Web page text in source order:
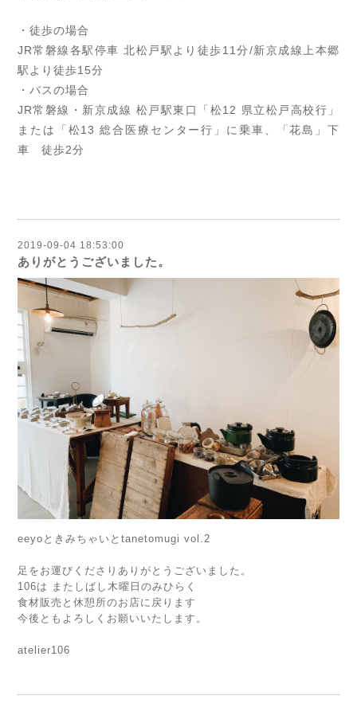
・徒歩の場合
JR常磐線各駅停車 北松戸駅より徒歩11分/新京成線上本郷
駅より徒歩15分
・バスの場合
JR常磐線・新京成線 松戸駅東口「松12 県立松戸高校行」
または「松13 総合医療センター行」に乗車、「花島」下
車 徒歩2分
2019-09-04 18:53:00
ありがとうございました。
eeyoときみちゃいとtanetomugi vol.2
足をお運びくださりありがとうございました。
106は またしばし木曜日のみひらく
食材販売と休憩所のお店に戻ります
今後ともよろしくお願いいたします。
atelier106